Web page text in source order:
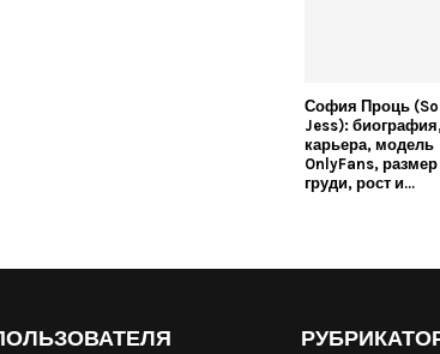
София Проць
Jess):
карьера, модель
OnlyFans, размер
груди, рост и...